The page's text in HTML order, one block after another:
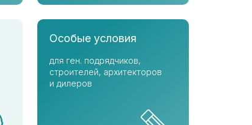
Особые условия
для ген. подрядчиков,
строителей, архитекторов
и дилеров